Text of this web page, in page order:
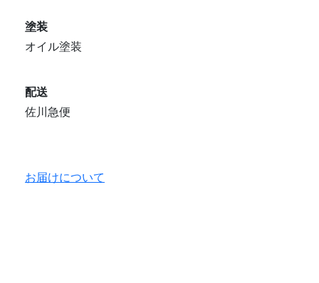
塗装
オイル塗装
配送
佐川急便
お届けについて